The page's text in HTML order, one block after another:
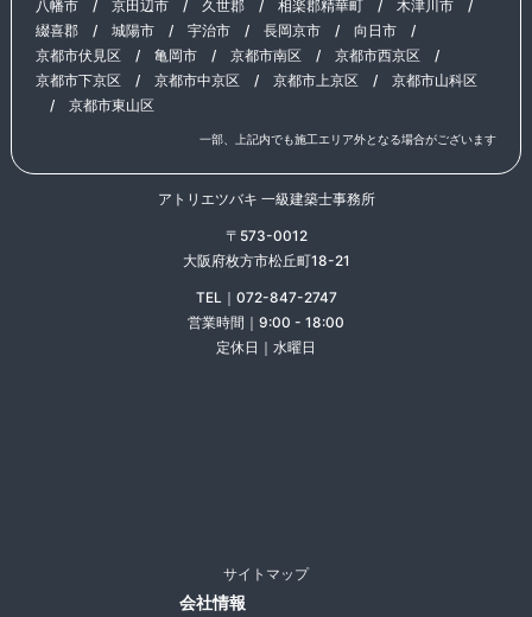
八幡市/ 京田辺市/ 久世郡/ 相楽郡精華町/ 木津川市/
綴喜郡/ 城陽市/ 宇治市/ 長岡京市/ 向日市/
京都市伏見区/ 亀岡市/ 京都市南区/ 京都市西京区/
京都市下京区/ 京都市中京区/ 京都市上京区/ 京都市山科区
/ 京都市東山区
一部、上記内でも施工エリア外となる場合がございます
アトリエツバキ 一級建築士事務所
〒573-0012
大阪府枚方市松丘町18-21
TEL｜072-847-2747
営業時間｜9:00 - 18:00
定休日｜水曜日
サイトマップ
会社情報